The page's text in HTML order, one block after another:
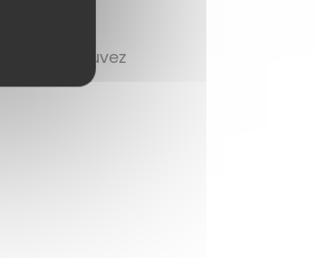
Vous pouvez